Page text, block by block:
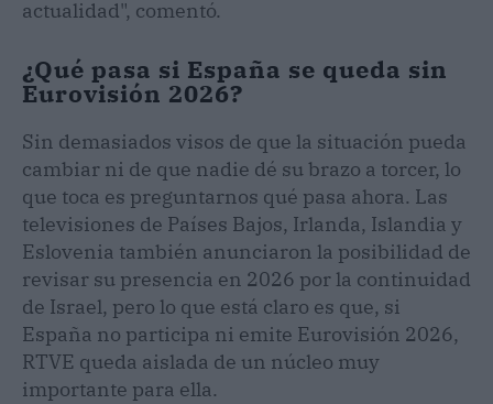
actualidad", comentó.
¿Qué pasa si España se queda sin
Eurovisión 2026?
Sin demasiados visos de que la situación pueda
cambiar ni de que nadie dé su brazo a torcer, lo
que toca es preguntarnos qué pasa ahora. Las
televisiones de Países Bajos, Irlanda, Islandia y
Eslovenia también anunciaron la posibilidad de
revisar su presencia en 2026 por la continuidad
de Israel, pero lo que está claro es que, si
España no participa ni emite Eurovisión 2026,
RTVE queda aislada de un núcleo muy
importante para ella.